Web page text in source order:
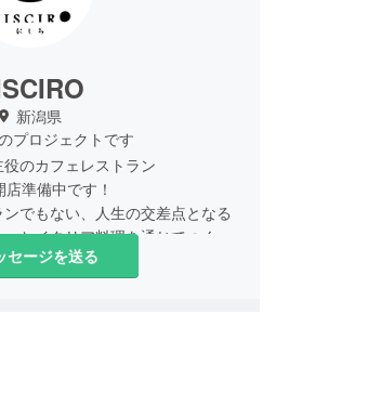
新潟県
プロジェクトです
のカフェレストラン
準備中です！
でもない、人生の交差点となる
とイタリア料理を通じてつくっ
ます。
セージを送る